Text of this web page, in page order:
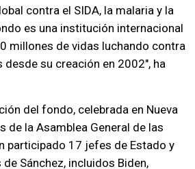
contra el SIDA, la malaria y la
es una institución internacional
millones de vidas luchando contra
su creación en 2002", ha
del fondo, celebrada en Nueva
de la Asamblea General de las
participado 17 jefes de Estado y
Sánchez, incluidos Biden,